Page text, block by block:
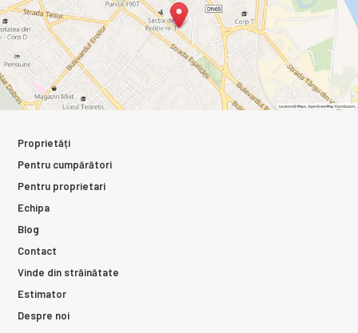
Proprietăți
Pentru cumpărători
Pentru proprietari
Echipa
Blog
Contact
Vinde din străinătate
Estimator
Despre noi